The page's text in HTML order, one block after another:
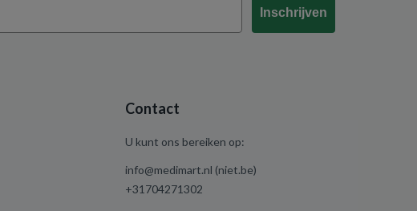
Inschrijven
Contact
U kunt ons bereiken op:
info@medimart.nl (niet.be)
+31704271302